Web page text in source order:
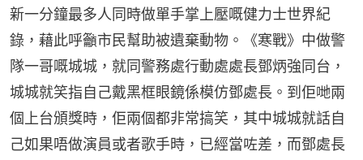
新一分鐘最多人同時做單手掌上壓嘅健力士世界紀
錄，藉此呼籲市民幫助被遺棄動物。《寒戰》中做警
隊一哥嘅城城，就同警務處行動處處長鄧炳強同台，
城城就笑指自己戴黑框眼鏡係模仿鄧處長。到佢哋兩
個上台頒獎時，佢兩個都非常搞笑，其中城城就話自
己如果唔做演員或者歌手時，已經當咗差，而鄧處長